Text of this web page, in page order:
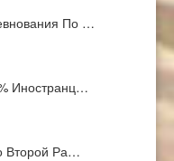
По …
Иностранц…
Второй Ра…